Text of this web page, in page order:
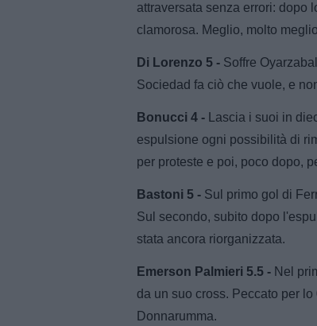
attraversata senza errori: dopo
clamorosa. Meglio, molto
Di Lorenzo 5 - Soffre
Sociedad fa ciò che vuole, e
Bonucci 4 - Lascia i suoi in
espulsione ogni possibilità di
per proteste e poi, poco dopo,
Bastoni 5 - Sul primo gol di
Sul secondo, subito dopo
stata ancora riorganizzata.
Emerson Palmieri 5.5 - Nel
da un suo cross. Peccato per
Donnarumma.